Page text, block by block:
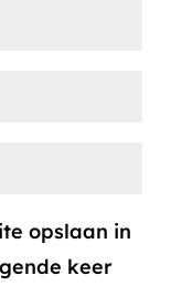
opslaan in
keer